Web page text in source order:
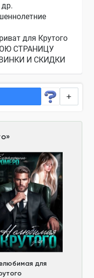
для Крутого
СТРАНИЦУ
И СКИДКИ
»
для